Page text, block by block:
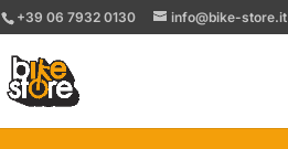
+39 06 7932 0130 info@bike-store.it